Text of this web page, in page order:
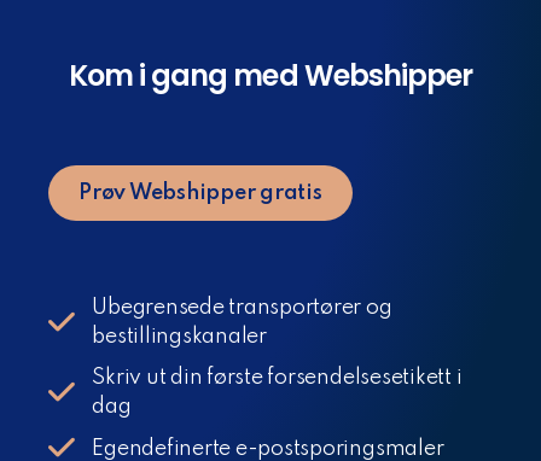
Kom i gang med Webshipper
Prøv Webshipper gratis
Ubegrensede transportører og
bestillingskanaler
Skriv ut din første forsendelsesetikett i
dag
Egendefinerte e-postsporingsmaler